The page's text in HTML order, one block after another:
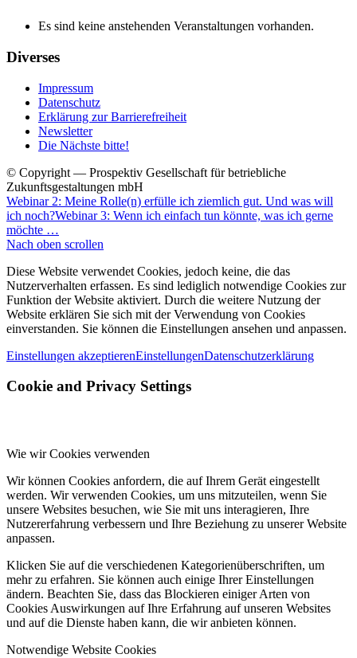
Es sind keine anstehenden Veranstaltungen vorhanden.
Diverses
Impressum
Datenschutz
Erklärung zur Barrierefreiheit
Newsletter
Die Nächste bitte!
© Copyright — Prospektiv Gesellschaft für betriebliche
Zukunftsgestaltungen mbH
Webinar 2: Meine Rolle(n) erfülle ich ziemlich gut. Und was will
ich noch?Webinar 3: Wenn ich einfach tun könnte, was ich gerne
möchte …
Nach oben scrollen
Diese Website verwendet Cookies, jedoch keine, die das
Nutzerverhalten erfassen. Es sind lediglich notwendige Cookies zur
Funktion der Website aktiviert. Durch die weitere Nutzung der
Website erklären Sie sich mit der Verwendung von Cookies
einverstanden. Sie können die Einstellungen ansehen und anpassen.
Einstellungen akzeptierenEinstellungenDatenschutzerklärung
Cookie and Privacy Settings
Wie wir Cookies verwenden
Wir können Cookies anfordern, die auf Ihrem Gerät eingestellt
werden. Wir verwenden Cookies, um uns mitzuteilen, wenn Sie
unsere Websites besuchen, wie Sie mit uns interagieren, Ihre
Nutzererfahrung verbessern und Ihre Beziehung zu unserer Website
anpassen.
Klicken Sie auf die verschiedenen Kategorienüberschriften, um
mehr zu erfahren. Sie können auch einige Ihrer Einstellungen
ändern. Beachten Sie, dass das Blockieren einiger Arten von
Cookies Auswirkungen auf Ihre Erfahrung auf unseren Websites
und auf die Dienste haben kann, die wir anbieten können.
Notwendige Website Cookies